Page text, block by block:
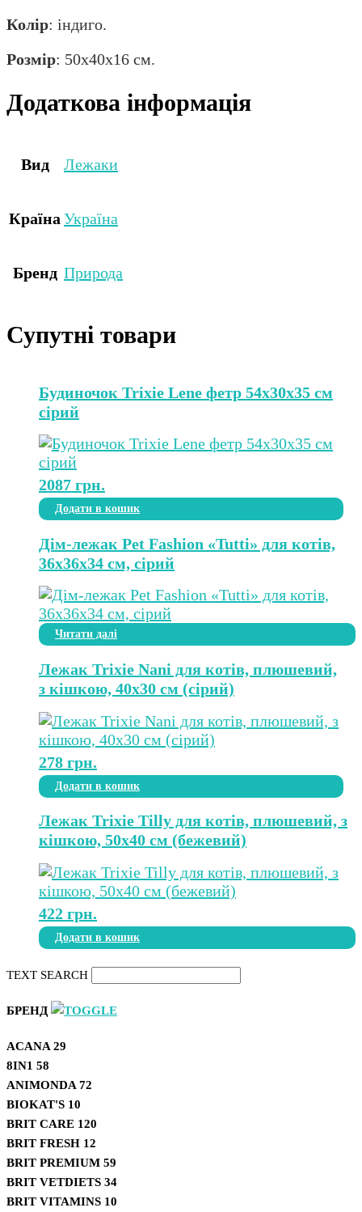
Колір: індиго.
Розмір: 50х40х16 см.
Додаткова інформація
Вид Лежаки
Країна Україна
Бренд Природа
Супутні товари
Будиночок Trixie Lene фетр 54х30х35 см
сірий
2087 грн.
Додати в кошик
Дім-лежак Pet Fashion «Tutti» для котів,
36x36x34 см, сірий
Читати далі
Лежак Trixie Nani для котів, плюшевий,
з кішкою, 40х30 см (сірий)
278 грн.
Додати в кошик
Лежак Trixie Tilly для котів, плюшевий, з
кішкою, 50х40 см (бежевий)
422 грн.
Додати в кошик
TEXT SEARCH
БРЕНД
ACANA 29
8IN1 58
ANIMONDA 72
BIOKAT'S 10
BRIT CARE 120
BRIT FRESH 12
BRIT PREMIUM 59
BRIT VETDIETS 34
BRIT VITAMINS 10